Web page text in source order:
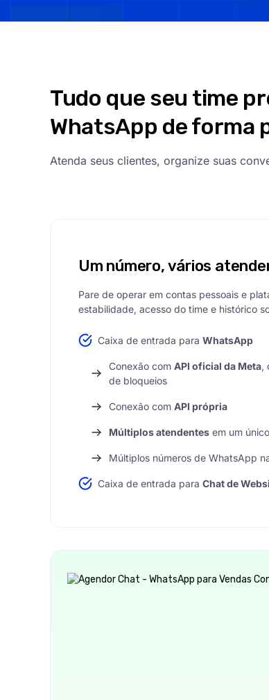
Tudo que seu time
WhatsApp de forma
Atenda seus clientes, organize suas
Um número, vários
Pare de operar em contas pessoais e
estabilidade, acesso do time e histórico
Caixa de entrada para WhatsApp
Conexão com API oficial da Meta,
de bloqueios
Conexão com API própria
Múltiplos atendentes em um
Múltiplos números de WhatsApp
Caixa de entrada para Chat de